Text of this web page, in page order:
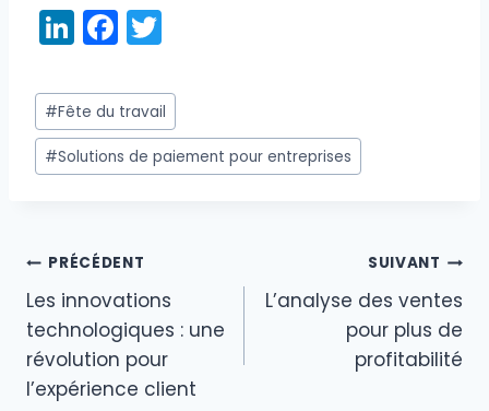
Li
n
k
e
dI
F
a
c
e
b
k
itt
er
Étiquettes
de
la
#Fête du travail
#Solutions de paiement pour entreprises
Navigation
de
l’article
PRÉCÉDENT
Les innovations
technologiques : une
révolution pour
l’expérience client
SUIVANT
L’analyse des ventes
pour plus de
profitabilité